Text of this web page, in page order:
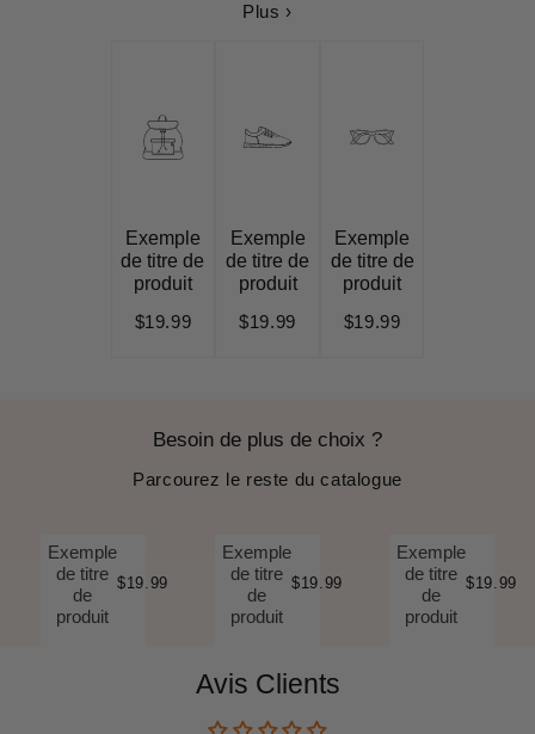
Plus ›
Exemple
de titre de
produit
$19.99
Exemple
de titre de
produit
$19.99
Exemple
de titre de
produit
$19.99
Besoin de plus de choix ?
Parcourez le reste du catalogue
Exemple
de titre
de
produit
$19.99
Exemple
de titre
de
produit
$19.99
Exemple
de titre
de
produit
$19.99
Avis Clients